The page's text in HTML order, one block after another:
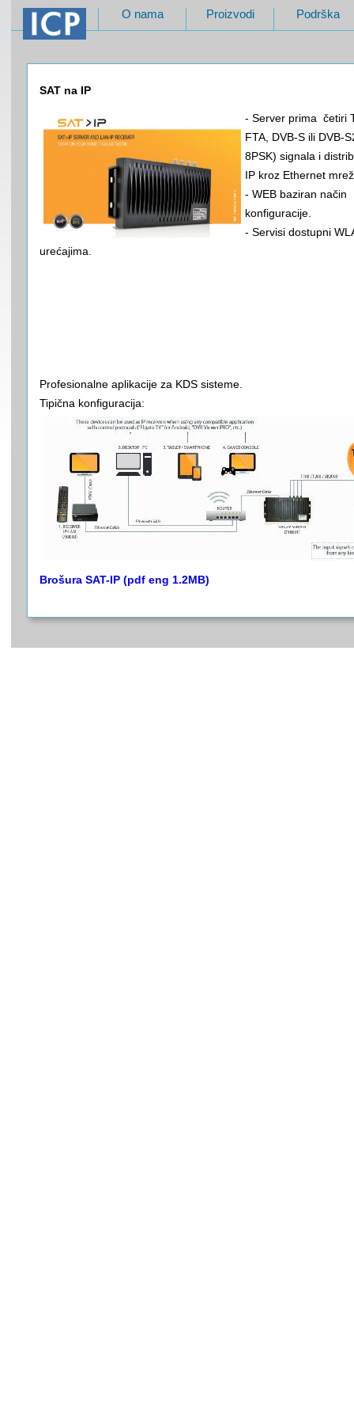
O nama Proizvodi Podrška
SAT na IP
- Server prima četiri
FTA, DVB-S ili DVB-
8PSK) signala i
IP kroz Ethernet
- WEB baziran način
konfiguracije.
- Servisi dostupni
urećajima.
Profesionalne aplikacije za KDS sisteme.
Tipična konfiguracija:
Brošura SAT-IP (pdf eng 1.2MB)